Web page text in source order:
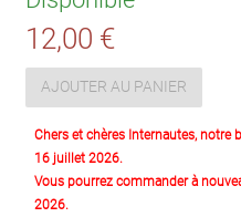
12,00 €
AJOUTER AU PANIER
Chers et chères Internautes, notre
16 juillet 2026.
Vous pourrez commander à
2026.